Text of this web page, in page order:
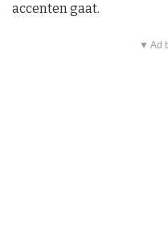
accenten gaat.
▼ Ad